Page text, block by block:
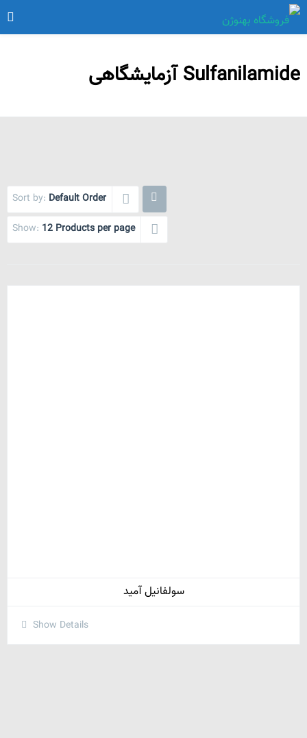
Sulfanilamide آزمایشگاهی
Sort by: Default Order
Show: 12 Products per page
سولفانیل آمید
Show Details